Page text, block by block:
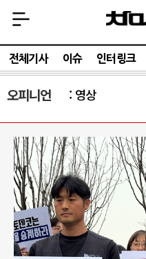
전체기사 이슈 인터링크
오피니언 영상